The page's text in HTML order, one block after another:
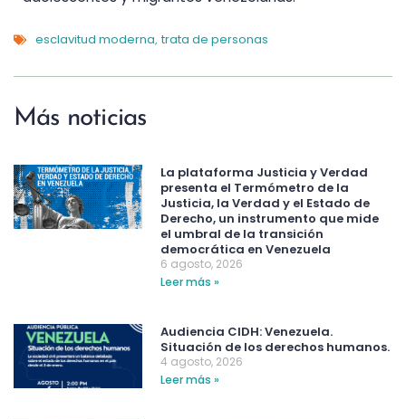
esclavitud moderna,trata de personas
Más noticias
La plataforma Justicia y Verdad
presenta el Termómetro de la
Justicia, la Verdad y el Estado de
Derecho, un instrumento que mide
el umbral de la transición
democrática en Venezuela
6 agosto, 2026
Leer más »
Audiencia CIDH: Venezuela.
Situación de los derechos humanos.
4 agosto, 2026
Leer más »